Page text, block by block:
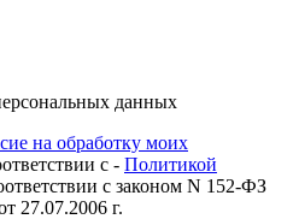
данных
на обработку моих
с - Политикой
с законом N 152-ФЗ
27.07.2006 г.